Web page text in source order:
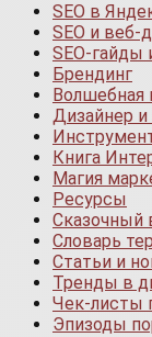
SEO в
SEO и веб-
SEO-гайды
Брендинг
Волшебная
Дизайнер
Книга
Магия
Ресурсы
Сказочный
Словарь
Статьи и
Тренды в
Чек-листы
Эпизоды